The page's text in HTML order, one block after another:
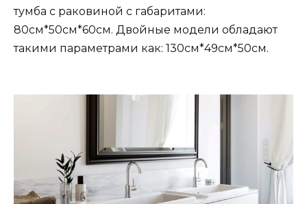
тумба с раковиной с габаритами:
80см*50см*60см. Двойные модели обладают
такими параметрами как: 130см*49см*50см.